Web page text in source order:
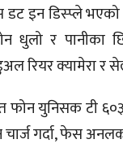
इन डिस्प्ले
धुलो र पानीका
रियर क्यामेरा र
फोन युनिसक टी
गर्दा, फेस